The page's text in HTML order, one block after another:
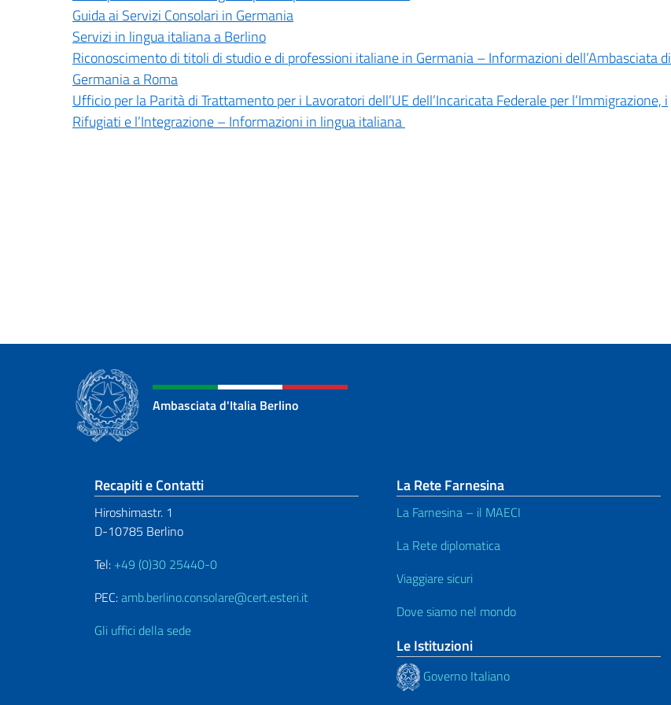
Guida ai Servizi Consolari in Germania
Servizi in lingua italiana a Berlino
Riconoscimento di titoli di studio e di professioni italiane in Germania – Informazioni dell’Ambasciata di
Germania a Roma
Ufficio per la Parità di Trattamento per i Lavoratori dell’UE dell’Incaricata Federale per l’Immigrazione, i
Rifugiati e l’Integrazione – Informazioni in lingua italiana
Ambasciata d'Italia Berlino
Sezione footer
Recapiti e Contatti
Hiroshimastr. 1
D-10785 Berlino
Tel: +49 (0)30 25440-0
PEC:amb.berlino.consolare@cert.esteri.it
Gli uffici della sede
La Rete Farnesina
La Farnesina – il MAECI
La Rete diplomatica
Viaggiare sicuri
Dove siamo nel mondo
Le Istituzioni
Governo Italiano